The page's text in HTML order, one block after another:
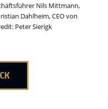
Nils Mittmann,
Dahlheim, CEO von
Peter Sierigk